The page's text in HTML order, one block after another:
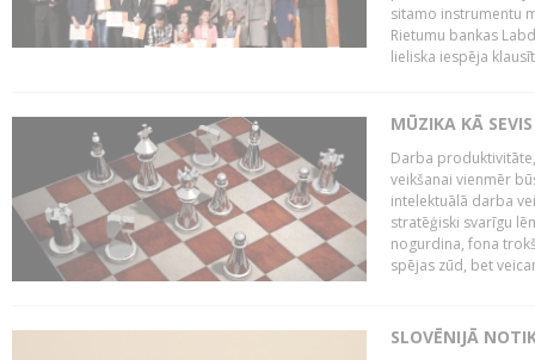
sitamo instrumentu
Rietumu bankas
lieliska iespēja
MŪZIKA KĀ
Darba
veikšanai vienmēr
intelektuālā darba
stratēģiski svarīgu
nogurdina, fona
spējas zūd, bet
SLOVĒNIJĀ